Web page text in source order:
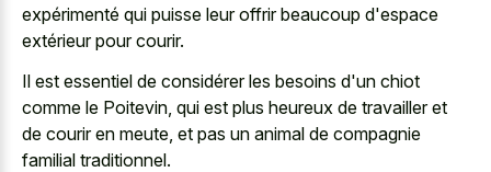
expérimenté qui puisse leur offrir beaucoup d'espace
extérieur pour courir.
Il est essentiel de considérer les besoins d'un chiot
comme le Poitevin, qui est plus heureux de travailler et
de courir en meute, et pas un animal de compagnie
familial traditionnel.